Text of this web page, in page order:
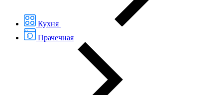
Кухня
Прачечная